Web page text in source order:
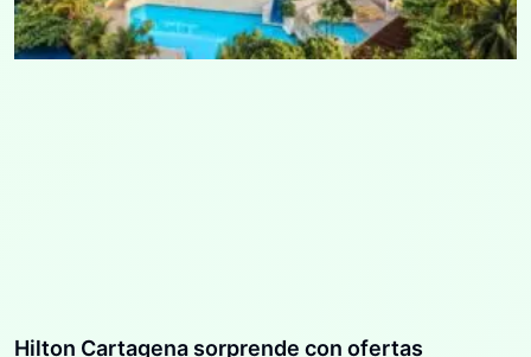
Hilton Cartagena sorprende con ofertas